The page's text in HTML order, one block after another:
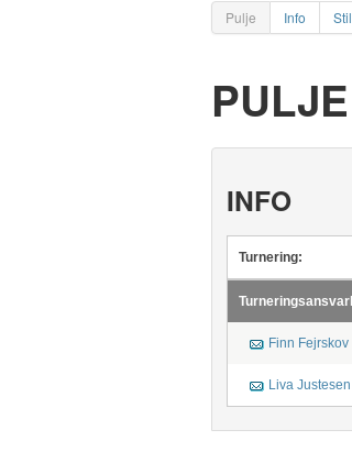
Pulje Info
INFO
Turnering:
Finn Fejrskov
Liva Justesen